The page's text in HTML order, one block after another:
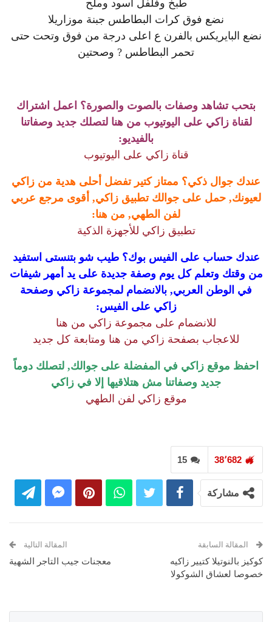
طبخ وفلفل اسود وملح
نضع فوق كرات البطاطس جبنة موزاريلا
نضع البايريكس بالفرن ع اعلى درجة من فوق وتحت حتى
تحمر البطاطس ? وصحتين
بتحب تشاهد وصفات بالصوت والصورة؟ اعمل اشتراك
لقناة زاكي على اليوتيوب من هنا لتصلك جديد وصفاتنا
بالفيديو:
قناة زاكي على اليوتيوب
عندك جوال ذكي؟ ممتاز كتير تفضل أحلى هدية من زاكي
لعيونك, حمل على جوالك تطبيق زاكي, أقوى مرجع عربي
لفن الطهي, من هنا:
تطبيق زاكي للأجهزة الذكية
عندك حساب على الفيس بوك؟ طيب شو بتنستى استفيد
من وقتك وتعلم كل يوم وصفة جديدة على يد أمهر شيفات
في الوطن العربي, بالانضمام لمجموعة زاكي وصفحة
زاكي على الفيس:
للانضمام على مجموعة زاكي من هنا
للاعجاب بصفحة زاكي من هنا ومتابعة كل جديد
احفظ موقع زاكي في المفضلة على جوالك, لتصلك دوماً
جديد وصفاتنا مش هتلاقيها إلا في زاكي
موقع زاكي لفن الطهي
15 38٬682
مشاركة
المقالة السابقة
كوكيز بالنوتيلا كتيير زاكيه
خصوصا لعشاق الشوكولا
المقالة التالية
معجنات جيب التاجر الشهية